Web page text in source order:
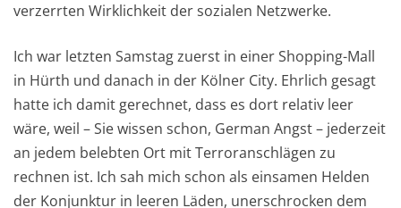
verzerrten Wirklichkeit der sozialen Netzwerke.
Ich war letzten Samstag zuerst in einer Shopping-Mall
in Hürth und danach in der Kölner City. Ehrlich gesagt
hatte ich damit gerechnet, dass es dort relativ leer
wäre, weil – Sie wissen schon, German Angst – jederzeit
an jedem belebten Ort mit Terroranschlägen zu
rechnen ist. Ich sah mich schon als einsamen Helden
der Konjunktur in leeren Läden, unerschrocken dem